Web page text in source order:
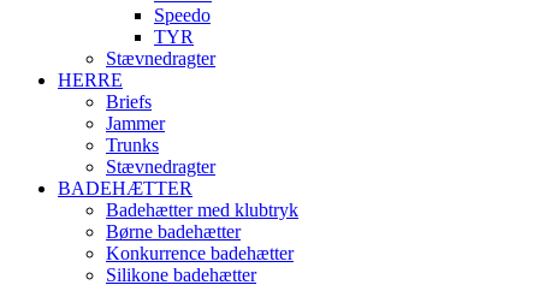
Speedo
TYR
Stævnedragter
HERRE
Briefs
Jammer
Trunks
Stævnedragter
BADEHÆTTER
Badehætter med klubtryk
Børne badehætter
Konkurrence badehætter
Silikone badehætter